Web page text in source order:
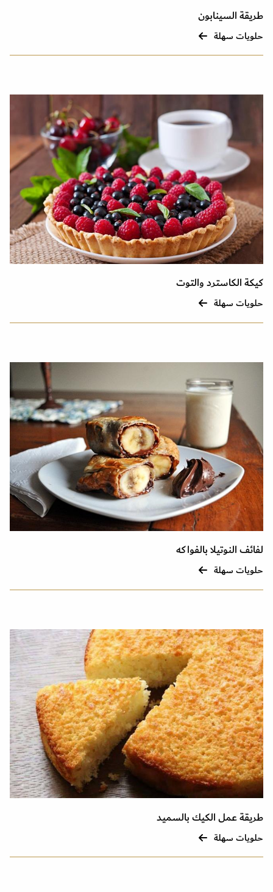
طريقة السينابون
حلويات سهلة
كيكة الكاسترد والتوت
حلويات سهلة
لفائف النوتيلا بالفواكه
حلويات سهلة
طريقة عمل الكيك بالسميد
حلويات سهلة